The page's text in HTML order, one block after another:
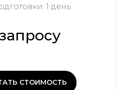
1 день
СТОИМОСТЬ